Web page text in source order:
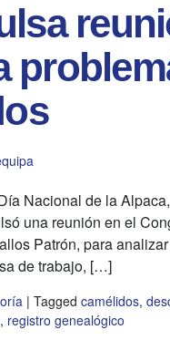
Nacional de la
una reunión en el
Patrón, para
de trabajo, […]
| Tagged camélidos,
, registro genealógico